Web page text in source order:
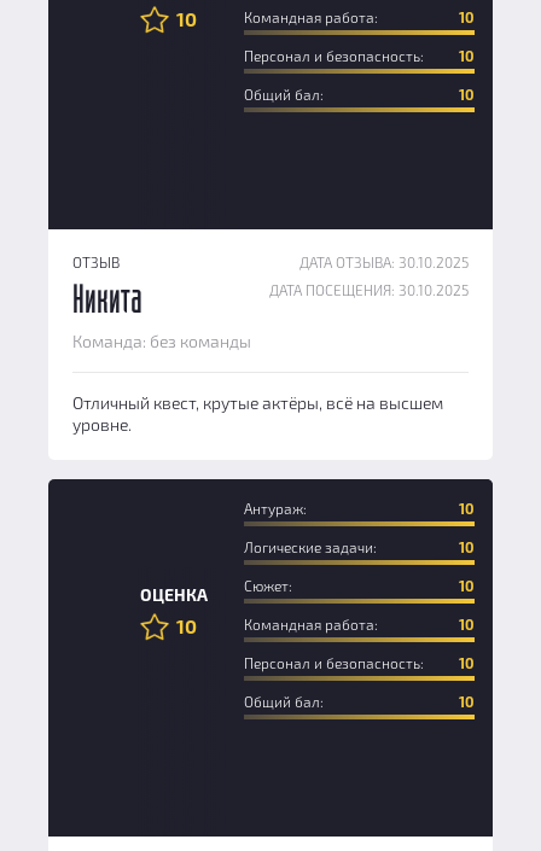
10 Командная работа: 10
Персонал и безопасность: 10
Общий бал: 10
ОТЗЫВ
ДАТА ОТЗЫВА: 30.10.2025
ДАТА ПОСЕЩЕНИЯ: 30.10.2025
Никита
Команда: без команды
Отличный квест, крутые актёры, всё на высшем
уровне.
ОЦЕНКА
10
Антураж: 10
Логические задачи: 10
Сюжет: 10
Командная работа: 10
Персонал и безопасность: 10
Общий бал: 10